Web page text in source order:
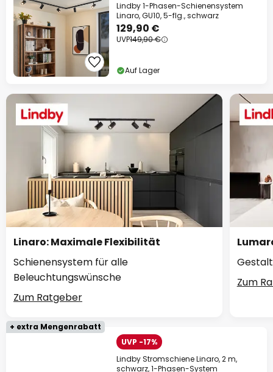
Lindby 1-Phasen-Schienensystem
Linaro, GU10, 5-flg., schwarz
129,90 €
UVP149,90 €
Auf Lager
Linaro: Maximale Flexibilität
Schienensystem für alle
Beleuchtungswünsche
Zum Ratgeber
Zum
+ extra Mengenrabatt
UVP -17%
Lindby Stromschiene Linaro, 2 m,
schwarz, 1-Phasen-System